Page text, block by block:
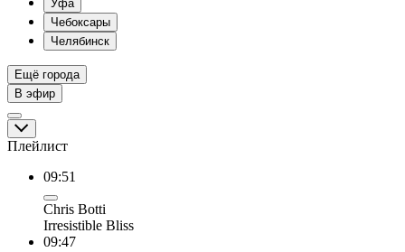
Уфа
Чебоксары
Челябинск
Ещё города
В эфир
Плейлист
09:51
Chris Botti
Irresistible Bliss
09:47